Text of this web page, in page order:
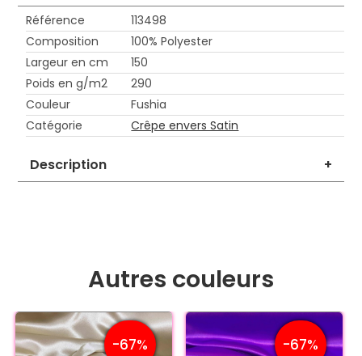
Référence
113498
Composition
100% Polyester
Largeur en cm
150
Poids en g/m2
290
Couleur
Fushia
Catégorie
Crêpe envers Satin
Description +
Autres couleurs
-67% -67%